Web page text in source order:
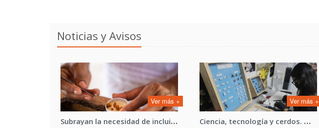
Noticias y Avisos
Ver más +
S
ubrayan la necesidad de incluir a las comunidades en el desarrollo tecnológico y evitar prácticas extractivistas.
Ver más +
C
iencia, tecnología y cerdos. México experimenta nuevas formas de buscar a los desaparecidos